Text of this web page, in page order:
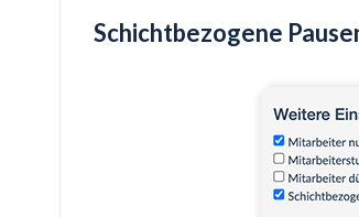
Schichtbezogene